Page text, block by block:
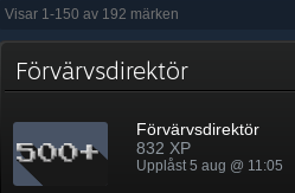
Visar 1-150 av 192 märken
Förvärvsdirektör
Förvärvsdirektör
832 XP
Upplåst 5 aug @ 11:05